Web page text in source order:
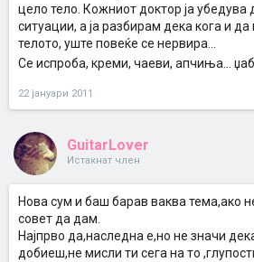
цело тело. Кожниот доктор ја убедува
ситуации, а ја разбирам дека кога и
телото, уште повеќе се нервира...
Се испроба, креми, чаеви, апчиња...
22 јануари 2011
GuitarLover
Истакнат член
Нова сум и баш барав ваква тема,ако
совет да дам.
Најпрво да,наследна е,но не значи
добиеш,не мисли ти сега на то